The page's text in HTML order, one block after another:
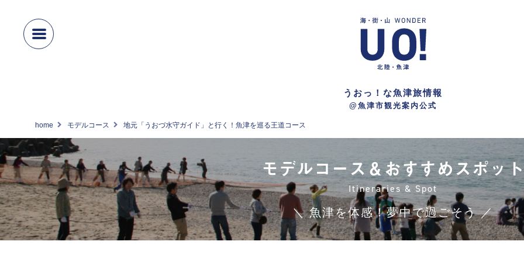
うおっ！な魚津旅情報
@魚津市観光案内公式
home モデルコース 地元「うおづ水守ガイド」と行く！魚津を巡る王道コース
モデルコース＆おすすめスポット
Itineraries & Spot
＼ 魚津を体感！夢中で過ごそう ／